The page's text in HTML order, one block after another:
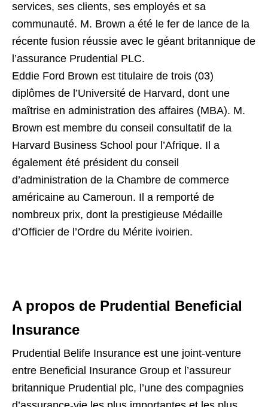
services, ses clients, ses employés et sa
communauté. M. Brown a été le fer de lance de la
récente fusion réussie avec le géant britannique de
l’assurance Prudential PLC.
Eddie Ford Brown est titulaire de trois (03)
diplômes de l’Université de Harvard, dont une
maîtrise en administration des affaires (MBA). M.
Brown est membre du conseil consultatif de la
Harvard Business School pour l’Afrique. Il a
également été président du conseil
d’administration de la Chambre de commerce
américaine au Cameroun. Il a remporté de
nombreux prix, dont la prestigieuse Médaille
d’Officier de l’Ordre du Mérite ivoirien.
A propos de Prudential Beneficial
Insurance
Prudential Belife Insurance est une joint-venture
entre Beneficial Insurance Group et l’assureur
britannique Prudential plc, l’une des compagnies